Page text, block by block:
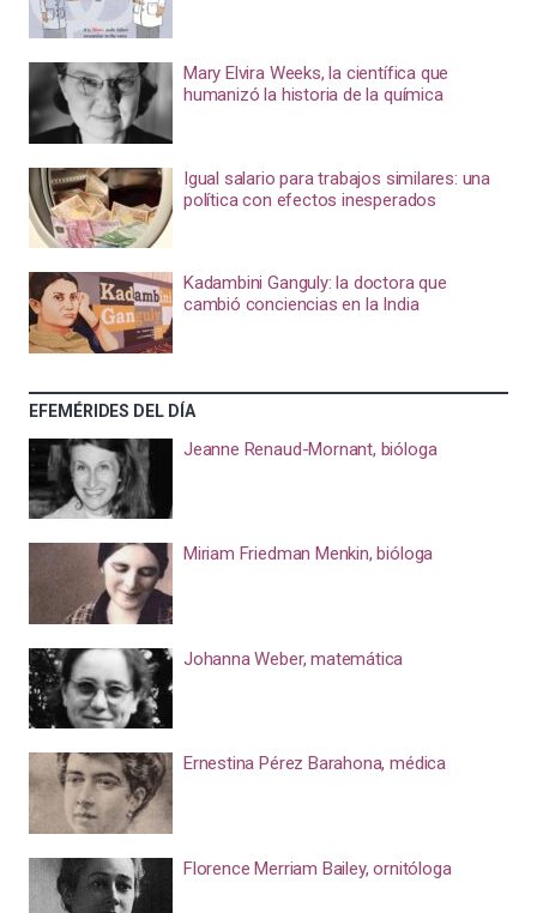
Mary Elvira Weeks, la científica que
humanizó la historia de la química
Igual salario para trabajos similares: una
política con efectos inesperados
Kadambini Ganguly: la doctora que
cambió conciencias en la India
EFEMÉRIDES DEL DÍA
Jeanne Renaud-Mornant, bióloga
Miriam Friedman Menkin, bióloga
Johanna Weber, matemática
Ernestina Pérez Barahona, médica
Florence Merriam Bailey, ornitóloga